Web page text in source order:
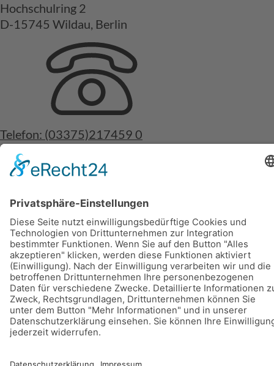
Hochschulring 2
D-15745 Wildau, Berlin
Telefon: (03375)217459 0
Fax: (03375)217459 19
© 2026 Deuzert gmbh
Impressum
Datenschutz
Webdesign Online Marketing United